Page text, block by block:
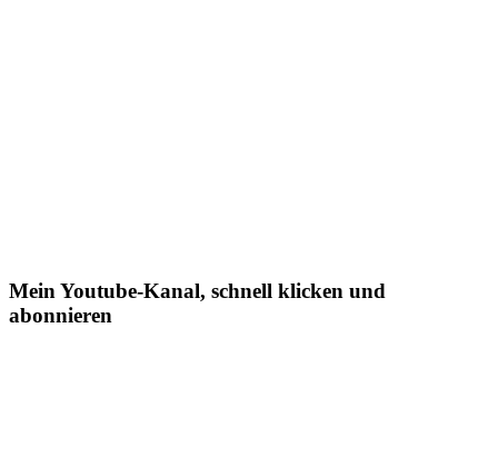
Mein Youtube-Kanal, schnell klicken und
abonnieren